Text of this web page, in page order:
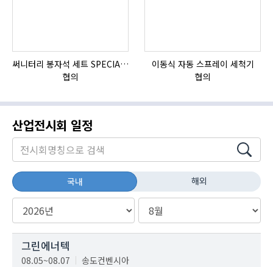
써니터리 봉자석 세트 SPECIAL , 봉자석 , 자석봉 , 호퍼용자석 , 전자석
협의
이동식 자동 스프레이 세척기
협의
산업전시회 일정
국내 해외
그린에너텍
08.05~08.07 송도컨벤시아